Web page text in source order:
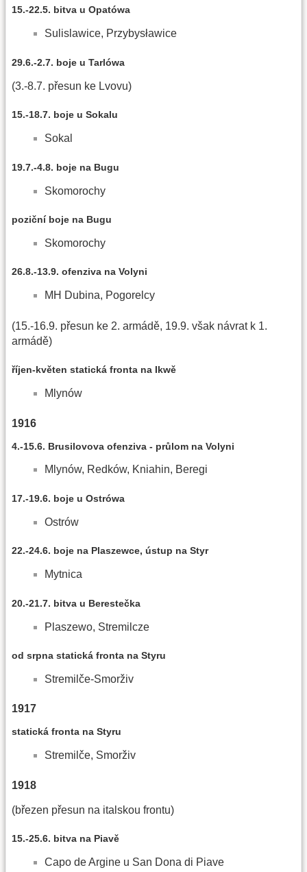
15.-22.5. bitva u Opatówa
Sulislawice, Przybysławice
29.6.-2.7. boje u Tarlówa
(3.-8.7. přesun ke Lvovu)
15.-18.7. boje u Sokalu
Sokal
19.7.-4.8. boje na Bugu
Skomorochy
poziční boje na Bugu
Skomorochy
26.8.-13.9. ofenziva na Volyni
MH Dubina, Pogorelcy
(15.-16.9. přesun ke 2. armádě, 19.9. však návrat k 1.
armádě)
říjen-květen statická fronta na Ikwě
Mlynów
1916
4.-15.6. Brusilovova ofenziva - průlom na Volyni
Mlynów, Redków, Kniahin, Beregi
17.-19.6. boje u Ostrówa
Ostrów
22.-24.6. boje na Plaszewce, ústup na Styr
Mytnica
20.-21.7. bitva u Berestečka
Plaszewo, Stremilcze
od srpna statická fronta na Styru
Stremilče-Smorživ
1917
statická fronta na Styru
Stremilče, Smorživ
1918
(březen přesun na italskou frontu)
15.-25.6. bitva na Piavě
Capo de Argine u San Dona di Piave